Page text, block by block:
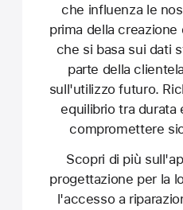
che influenza le
prima della
che si basa sui dati
parte della
sull'utilizzo futuro.
equilibrio tra durata
compromettere
Scopri di più
progettazione per la
l'accesso a